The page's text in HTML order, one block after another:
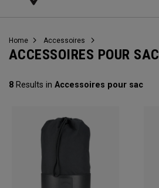
Callaway
Home Accessoires
ACCESSOIRES POUR SAC
8 Results in Accessoires pour sac